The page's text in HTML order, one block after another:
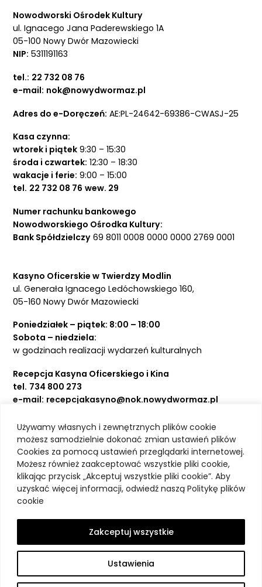
Używamy własnych i zewnętrznych plików cookie
możesz samodzielnie dokonać zmian ustawień plików
Cookies za pomocą ustawień przeglądarki internetowej.
Możesz również zaakceptować wszystkie pliki cookie,
klikając przycisk „Akceptuj wszystkie pliki cookie”. Aby
uzyskać więcej informacji, odwiedź naszą Politykę plików
cookie
Ustawienia
Zakceptuj wszystkie
Nowodworski Ośrodek Kultury
ul. Ignacego Jana Paderewskiego 1A
05-100 Nowy Dwór Mazowiecki
NIP: 5311191163
tel.: 22 732 08 76
e-mail: nok@nowydwormaz.pl
Adres do e-Doręczeń: AE:PL-24642-69386-CWASJ-25
Kasa czynna:
wtorek i piątek9:30 – 15:30
środa i czwartek: 12:30 – 18:30
wakacje i ferie: 9:00 – 15:00
tel. 22 732 08 76 wew. 29
Numer rachunku bankowego
Nowodworskiego Ośrodka Kultury:
Bank Spółdzielczy69 8011 0008 0000 0000 2769 0001
Kasyno Oficerskie w Twierdzy Modlin
ul. Generała Ignacego Ledóchowskiego 160,
05-160 Nowy Dwór Mazowiecki
Poniedziałek – piątek: 8:00 – 18:00
Sobota – niedziela:
w godzinach realizacji wydarzeń kulturalnych
Recepcja Kasyna Oficerskiego i Kina
tel. 734 800 273
e-mail: recepcjakasyno@nok.nowydwormaz.pl
Aktualności
Kasyno Oficerskie
Kino
Bilety
Zajęcia stałe
Polityka prywatności
Deklaracja dostępności